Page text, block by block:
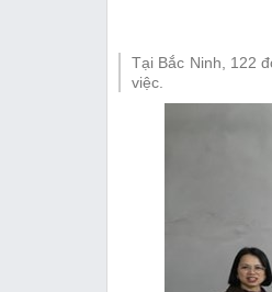
Thị trường
Tại Bắc Ninh, 122
việc.